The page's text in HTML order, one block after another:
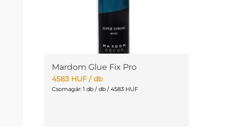
Mardom Glue Fix Pro
4583 HUF / db
Csomagár: 1 db / db / 4583 HUF